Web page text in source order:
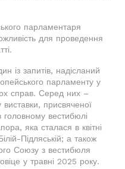
парламентаря
для проведення
із запитів, надісланий
парламенту у
справ. Серед них –
присвяченої
вестибюлі
яка сталася в квітні
Підляській; а також
Союзу з вестибюля
у травні 2025 року.